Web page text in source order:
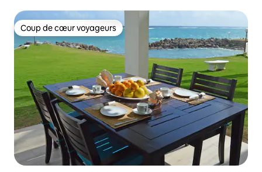
Coup de cœur voyageurs
Coup de cœur voyageurs